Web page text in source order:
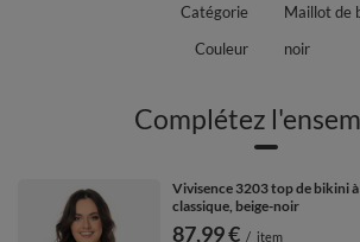
Catégorie
Maillot de
Couleur
noir
Complétez
Vivisence 3203 top de bikini
classique, beige-noir
87,99 € / item